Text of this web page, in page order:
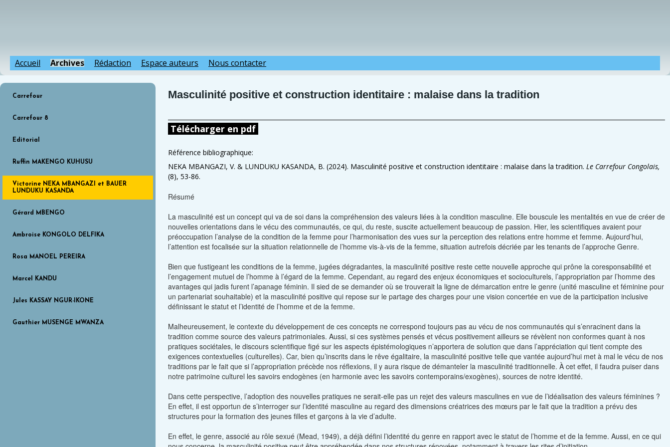
Accueil Archives Rédaction Espace auteurs Nous contacter
Carrefour
Carrefour 8
Editorial
Ruffin MAKENGO KUHUSU
Victorine NEKA MBANGAZI et BAUER
LUNDUKU KASANDA
Gérard MBENGO
Ambroise KONGOLO DELFIKA
Rosa MANOEL PEREIRA
Marcel KANDU
Jules KASSAY NGUR-IKONE
Gauthier MUSENGE MWANZA
Masculinité positive et construction identitaire : malaise dans la tradition
Télécharger en pdf
Référence bibliographique:
NEKA MBANGAZI, V. & LUNDUKU KASANDA, B. (2024). Masculinité positive et construction identitaire : malaise dans la tradition. Le Carrefour Congolais,
(8), 53-86.
Résumé
La masculinité est un concept qui va de soi dans la compréhension des valeurs liées à la condition masculine. Elle bouscule les mentalités en vue de créer de
nouvelles orientations dans le vécu des communautés, ce qui, du reste, suscite actuellement beaucoup de passion. Hier, les scientifiques avaient pour
préoccupation l’analyse de la condition de la femme pour l’harmonisation des vues sur la perception des relations entre homme et femme. Aujourd’hui,
l’attention est focalisée sur la situation relationnelle de l’homme vis-à-vis de la femme, situation autrefois décriée par les tenants de l’approche Genre.
Bien que fustigeant les conditions de la femme, jugées dégradantes, la masculinité positive reste cette nouvelle approche qui prône la coresponsabilité et
l’engagement mutuel de l’homme à l’égard de la femme. Cependant, au regard des enjeux économiques et socioculturels, l’appropriation par l’homme des
avantages qui jadis furent l’apanage féminin. Il sied de se demander où se trouverait la ligne de démarcation entre le genre (unité masculine et féminine pour
un partenariat souhaitable) et la masculinité positive qui repose sur le partage des charges pour une vision concertée en vue de la participation inclusive
définissant le statut et l’identité de l’homme et de la femme.
Malheureusement, le contexte du développement de ces concepts ne correspond toujours pas au vécu de nos communautés qui s’enracinent dans la
tradition comme source des valeurs patrimoniales. Aussi, si ces systèmes pensés et vécus positivement ailleurs se révèlent non conformes quant à nos
pratiques sociétales, le discours scientifique figé sur les aspects épistémologiques n’apportera de solution que dans l’appréciation qui tient compte des
exigences contextuelles (culturelles). Car, bien qu’inscrits dans le rêve égalitaire, la masculinité positive telle que vantée aujourd’hui met à mal le vécu de nos
traditions par le fait que si l’appropriation précède nos réflexions, il y aura risque de démanteler la masculinité traditionnelle. À cet effet, il faudra puiser dans
notre patrimoine culturel les savoirs endogènes (en harmonie avec les savoirs contemporains/exogènes), sources de notre identité.
Dans cette perspective, l’adoption des nouvelles pratiques ne serait-elle pas un rejet des valeurs masculines en vue de l’idéalisation des valeurs féminines ?
En effet, il est opportun de s’interroger sur l’identité masculine au regard des dimensions créatrices des mœurs par le fait que la tradition a prévu des
structures pour la formation des jeunes filles et garçons à la vie d’adulte.
En effet, le genre, associé au rôle sexué (Mead, 1949), a déjà défini l’identité du genre en rapport avec le statut de l’homme et de la femme. Aussi, en ce qui